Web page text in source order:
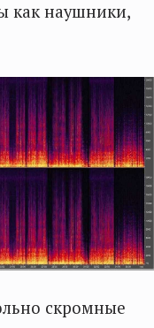
как наушники,
скромные